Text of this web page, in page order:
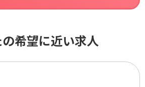
希望に近い求人